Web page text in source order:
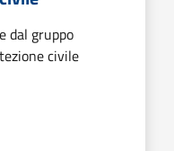
dal gruppo
civile